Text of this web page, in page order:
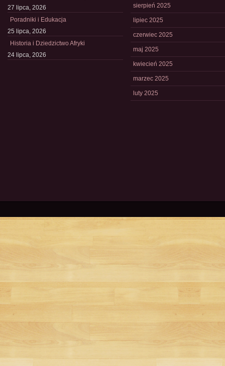
27 lipca, 2026
Poradniki i Edukacja
25 lipca, 2026
Historia i Dziedzictwo Afryki
24 lipca, 2026
sierpień 2025
lipiec 2025
czerwiec 2025
maj 2025
kwiecień 2025
marzec 2025
luty 2025